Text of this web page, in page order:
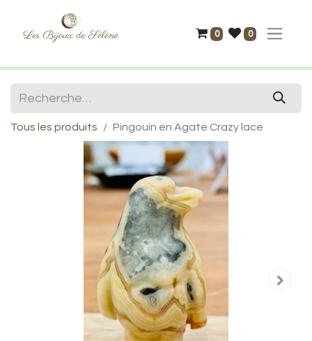
0 0
Tous les produits Pingouin en Agate Crazy lace